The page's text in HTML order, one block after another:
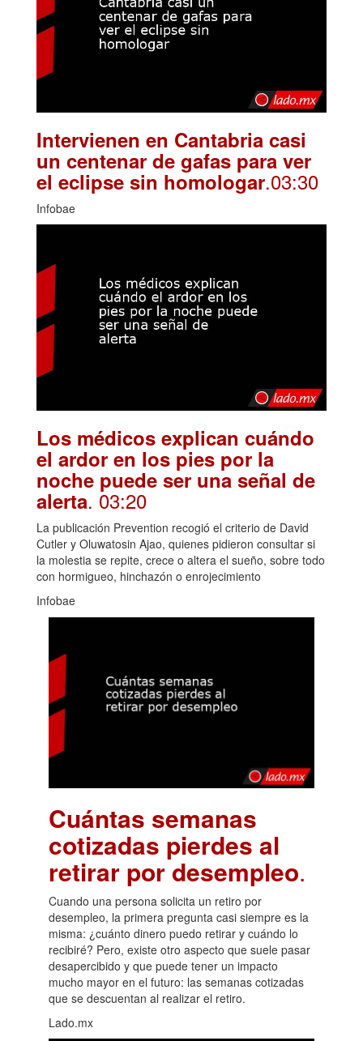
Intervienen en Cantabria casi
un centenar de gafas para ver
el eclipse sin homologar.03:30
Infobae
Los médicos explican cuándo
el ardor en los pies por la
noche puede ser una señal de
alerta. 03:20
La publicación Prevention recogió el criterio de David
Cutler y Oluwatosin Ajao, quienes pidieron consultar si
la molestia se repite, crece o altera el sueño, sobre todo
con hormigueo, hinchazón o enrojecimiento
Infobae
Cuántas semanas
cotizadas pierdes al
retirar por desempleo.
Cuando una persona solicita un retiro por
desempleo, la primera pregunta casi siempre es la
misma: ¿cuánto dinero puedo retirar y cuándo lo
recibiré? Pero, existe otro aspecto que suele pasar
desapercibido y que puede tener un impacto
mucho mayor en el futuro: las semanas cotizadas
que se descuentan al realizar el retiro.
Lado.mx